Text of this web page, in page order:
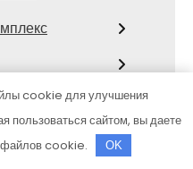
cookie для улучшения
пользоваться сайтом, вы даете
файлов cookie.
OK